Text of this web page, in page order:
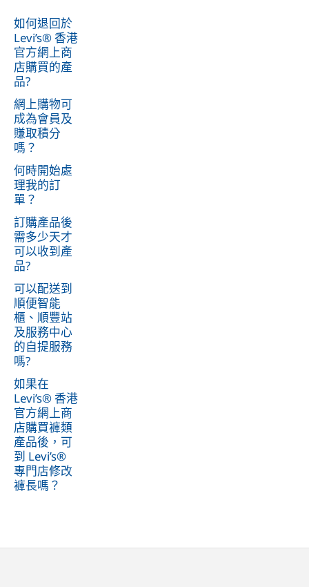
如何退回於
Levi’s® 香港
官方網上商
店購買的產
品?
網上購物可
成為會員及
賺取積分
嗎？
何時開始處
理我的訂
單？
訂購產品後
需多少天才
可以收到產
品?
可以配送到
順便智能
櫃、順豐站
及服務中心
的自提服務
嗎?
如果在
Levi’s® 香港
官方網上商
店購買褲類
產品後，可
到 Levi’s®
專門店修改
褲長嗎？